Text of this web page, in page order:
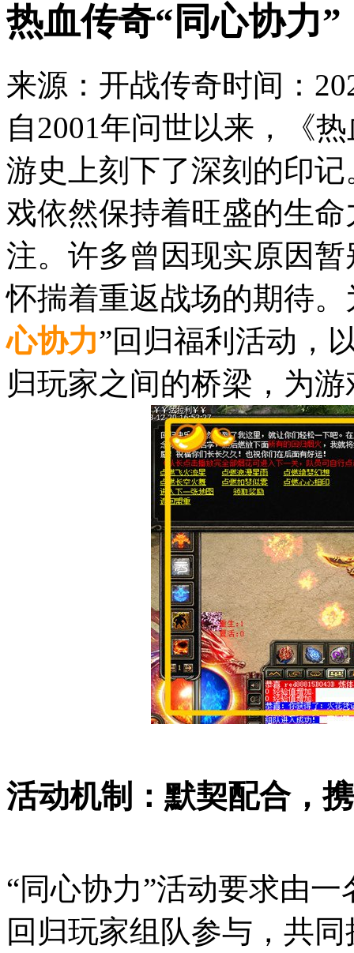
热血传奇“同心协力
来源：开战传奇时间：
自2001年问世以来，《
游史上刻下了深刻的印
戏依然保持着旺盛的生
注。许多曾因现实原因
怀揣着重返战场的期待
心协力”回归福利活动，
归玩家之间的桥梁，为
活动机制：默契配合，
“同心协力”活动要求由
回归玩家组队参与，共